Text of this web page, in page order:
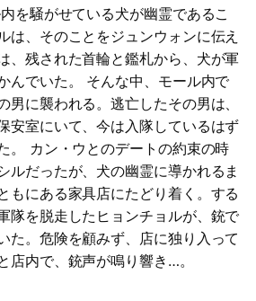
を騒がせている犬が幽霊であるこ
は、そのことをジュンウォンに伝え
、残された首輪と鑑札から、犬が軍
んでいた。 そんな中、モール内で
男に襲われる。逃亡したその男は、
安室にいて、今は入隊しているはず
。 カン・ウとのデートの約束の時
ルだったが、犬の幽霊に導かれるま
もにある家具店にたどり着く。する
隊を脱走したヒョンチョルが、銃で
た。危険を顧みず、店に独り入って
店内で、銃声が鳴り響き…。